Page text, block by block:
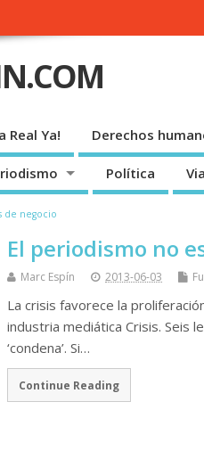
Real Ya! Derechos
Política
de negocio
El periodismo no
Marc Espín 2013-06-03
La crisis favorece la
industria mediática Crisis. Seis
‘condena’. Si…
Continue Reading